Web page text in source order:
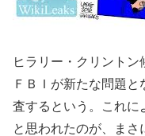
ヒラリー・クリントン
ＦＢＩが新たな問題
査するという。これに
と思われたのが、まさ